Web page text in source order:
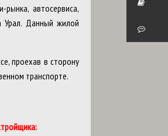
автосервиса,
Урал. Данный жилой
проехав в сторону
транспорте.